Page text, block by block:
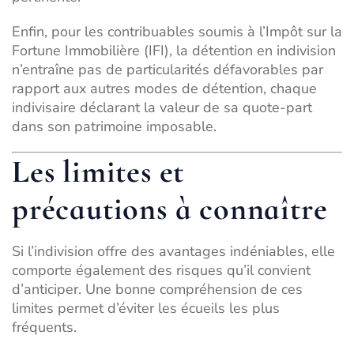
Enfin, pour les contribuables soumis à l’Impôt sur la
Fortune Immobilière (IFI), la détention en indivision
n’entraîne pas de particularités défavorables par
rapport aux autres modes de détention, chaque
indivisaire déclarant la valeur de sa quote-part
dans son patrimoine imposable.
Les limites et
précautions à connaître
Si l’indivision offre des avantages indéniables, elle
comporte également des risques qu’il convient
d’anticiper. Une bonne compréhension de ces
limites permet d’éviter les écueils les plus
fréquents.